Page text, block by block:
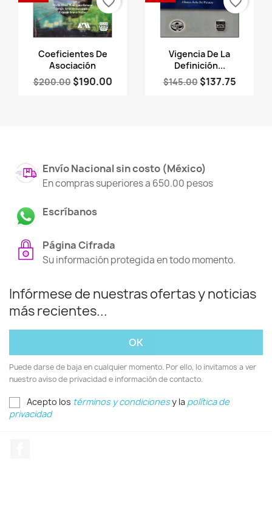
Vista rápida
Coeficientes De
Asociación
$200.00 $190.00
Vista rápida
Vigencia De La
Definición...
$145.00 $137.75
Envío Nacional sin costo (México)
En compras superiores a 650.00 pesos
Escríbanos
Página Cifrada
Su información protegida en todo momento.
Infórmese de nuestras ofertas y noticias
más recientes...
Puede darse de baja en cualquier momento. Por ello, lo invitamos a ver
nuestro aviso de privacidad e información de contacto.
Acepto los términos y condicionesy la política de
privacidad